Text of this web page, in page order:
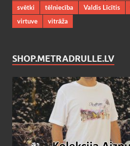
svētki
tēlniecība Valdis Līcītis
virtuve
vitrāža
SHOP.METRADRULLE.LV